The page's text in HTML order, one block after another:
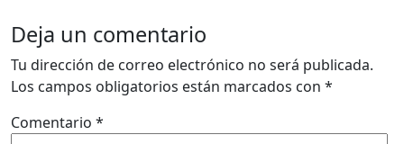
Deja un comentario
Tu dirección de correo electrónico no será publicada.
Los campos obligatorios están marcados con *
Comentario *